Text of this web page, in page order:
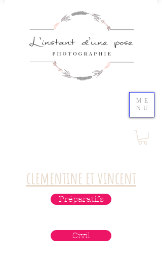
ME
NU
clementine et vincent
Préparatifs
Civil